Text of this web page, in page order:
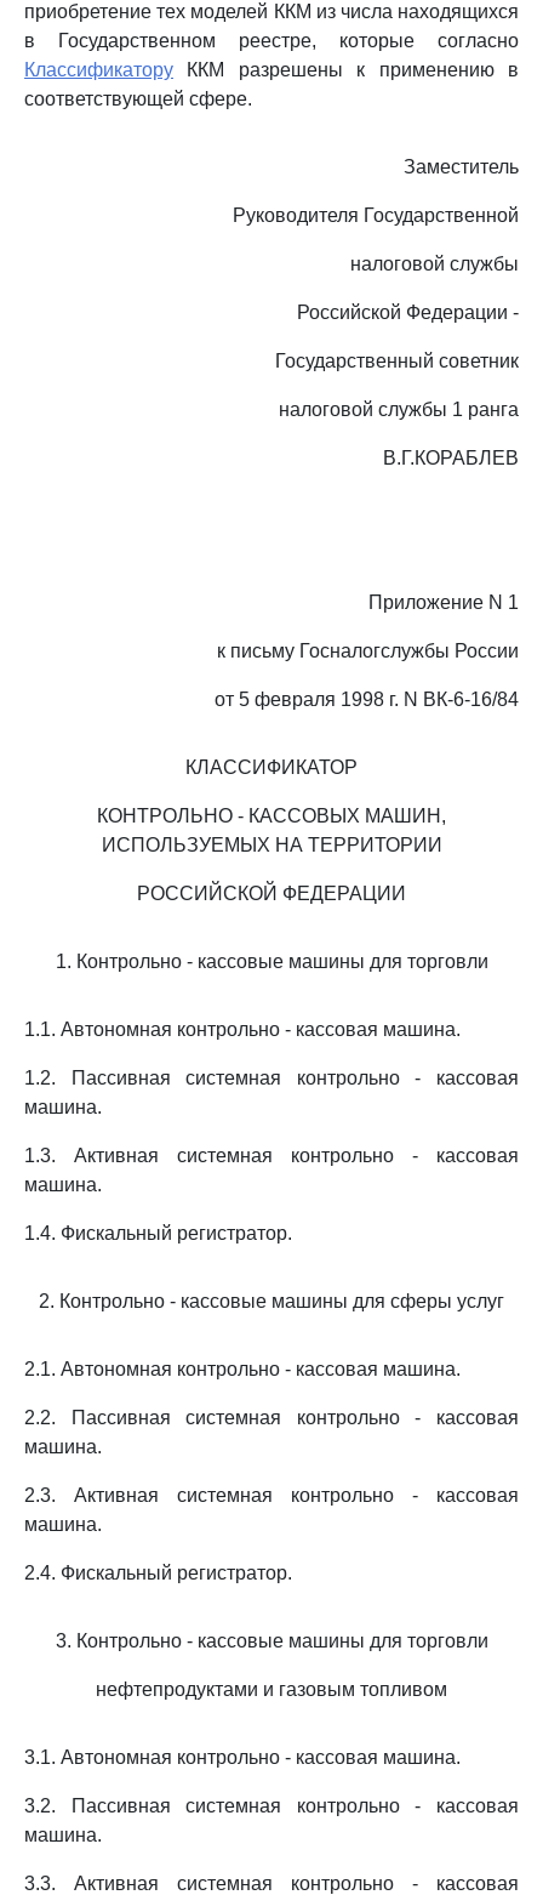
приобретение тех моделей ККМ из числа находящихся
в Государственном реестре, которые согласно
Классификатору ККМ разрешены к применению в
соответствующей сфере.
Заместитель
Руководителя Государственной
налоговой службы
Российской Федерации -
Государственный советник
налоговой службы 1 ранга
В.Г.КОРАБЛЕВ
Приложение N 1
к письму Госналогслужбы России
от 5 февраля 1998 г. N ВК-6-16/84
КЛАССИФИКАТОР
КОНТРОЛЬНО - КАССОВЫХ МАШИН,
ИСПОЛЬЗУЕМЫХ НА ТЕРРИТОРИИ
РОССИЙСКОЙ ФЕДЕРАЦИИ
1. Контрольно - кассовые машины для торговли
1.1. Автономная контрольно - кассовая машина.
1.2. Пассивная системная контрольно - кассовая
машина.
1.3. Активная системная контрольно - кассовая
машина.
1.4. Фискальный регистратор.
2. Контрольно - кассовые машины для сферы услуг
2.1. Автономная контрольно - кассовая машина.
2.2. Пассивная системная контрольно - кассовая
машина.
2.3. Активная системная контрольно - кассовая
машина.
2.4. Фискальный регистратор.
3. Контрольно - кассовые машины для торговли
нефтепродуктами и газовым топливом
3.1. Автономная контрольно - кассовая машина.
3.2. Пассивная системная контрольно - кассовая
машина.
3.3. Активная системная контрольно - кассовая